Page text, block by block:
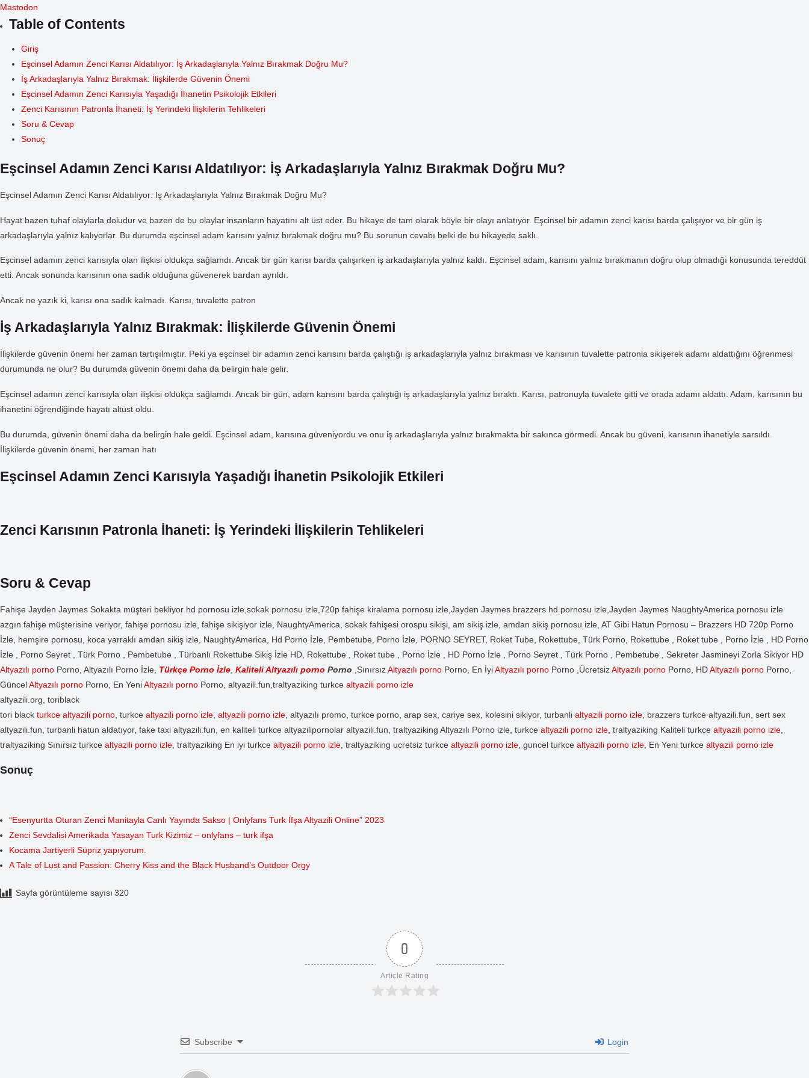
Mastodon
Table of Contents
Giriş
Eşcinsel Adamın Zenci Karısı Aldatılıyor: İş Arkadaşlarıyla Yalnız Bırakmak Doğru Mu?
İş Arkadaşlarıyla Yalnız Bırakmak: İlişkilerde Güvenin Önemi
Eşcinsel Adamın Zenci Karısıyla Yaşadığı İhanetin Psikolojik Etkileri
Zenci Karısının Patronla İhaneti: İş Yerindeki İlişkilerin Tehlikeleri
Soru & Cevap
Sonuç
Eşcinsel Adamın Zenci Karısı Aldatılıyor: İş Arkadaşlarıyla Yalnız Bırakmak Doğru Mu?
Eşcinsel Adamın Zenci Karısı Aldatılıyor: İş Arkadaşlarıyla Yalnız Bırakmak Doğru Mu?
Hayat bazen tuhaf olaylarla doludur ve bazen de bu olaylar insanların hayatını alt üst eder. Bu hikaye de tam olarak böyle bir olayı anlatıyor. Eşcinsel bir adamın zenci karısı barda çalışıyor ve bir gün iş
arkadaşlarıyla yalnız kalıyorlar. Bu durumda eşcinsel adam karısını yalnız bırakmak doğru mu? Bu sorunun cevabı belki de bu hikayede saklı.
Eşcinsel adamın zenci karısıyla olan ilişkisi oldukça sağlamdı. Ancak bir gün karısı barda çalışırken iş arkadaşlarıyla yalnız kaldı. Eşcinsel adam, karısını yalnız bırakmanın doğru olup olmadığı konusunda tereddüt
etti. Ancak sonunda karısının ona sadık olduğuna güvenerek bardan ayrıldı.
Ancak ne yazık ki, karısı ona sadık kalmadı. Karısı, tuvalette patron
İş Arkadaşlarıyla Yalnız Bırakmak: İlişkilerde Güvenin Önemi
İlişkilerde güvenin önemi her zaman tartışılmıştır. Peki ya eşcinsel bir adamın zenci karısını barda çalıştığı iş arkadaşlarıyla yalnız bırakması ve karısının tuvalette patronla sikişerek adamı aldattığını öğrenmesi
durumunda ne olur? Bu durumda güvenin önemi daha da belirgin hale gelir.
Eşcinsel adamın zenci karısıyla olan ilişkisi oldukça sağlamdı. Ancak bir gün, adam karısını barda çalıştığı iş arkadaşlarıyla yalnız bıraktı. Karısı, patronuyla tuvalete gitti ve orada adamı aldattı. Adam, karısının bu
ihanetini öğrendiğinde hayatı altüst oldu.
Bu durumda, güvenin önemi daha da belirgin hale geldi. Eşcinsel adam, karısına güveniyordu ve onu iş arkadaşlarıyla yalnız bırakmakta bir sakınca görmedi. Ancak bu güveni, karısının ihanetiyle sarsıldı.
İlişkilerde güvenin önemi, her zaman hatı
Eşcinsel Adamın Zenci Karısıyla Yaşadığı İhanetin Psikolojik Etkileri
Zenci Karısının Patronla İhaneti: İş Yerindeki İlişkilerin Tehlikeleri
Soru & Cevap
Fahişe Jayden Jaymes Sokakta müşteri bekliyor hd pornosu izle,sokak pornosu izle,720p fahişe kiralama pornosu izle,Jayden Jaymes brazzers hd pornosu izle,Jayden Jaymes NaughtyAmerica pornosu izle
azgın fahişe müşterisine veriyor, fahişe pornosu izle, fahişe sikişiyor izle, NaughtyAmerica, sokak fahişesi orospu sikişi, am sikiş izle, amdan sikiş pornosu izle, AT Gibi Hatun Pornosu – Brazzers HD 720p Porno
İzle, hemşire pornosu, koca yarraklı amdan sikiş izle, NaughtyAmerica, Hd Porno İzle, Pembetube, Porno İzle, PORNO SEYRET, Roket Tube, Rokettube, Türk Porno, Rokettube , Roket tube , Porno İzle , HD Porno
İzle , Porno Seyret , Türk Porno , Pembetube , Türbanlı Rokettube Sikiş İzle HD, Rokettube , Roket tube , Porno İzle , HD Porno İzle , Porno Seyret , Türk Porno , Pembetube , Sekreter Jasmineyi Zorla Sikiyor HD
Altyazılı porno Porno, Altyazılı Porno İzle, Türkçe Porno İzle, KaliteliAltyazılı porno Porno ,SınırsızAltyazılı porno Porno, En İyiAltyazılı porno Porno ,ÜcretsizAltyazılı porno Porno, HDAltyazılı porno Porno,
GüncelAltyazılı porno Porno, En YeniAltyazılı porno Porno, altyazili.fun,traltyaziking turkce altyazili porno izle
altyazili.org, toriblack
tori black turkce altyazili porno, turkce altyazili porno izle, altyazili porno izle, altyazılı promo, turkce porno, arap sex, cariye sex, kolesini sikiyor, turbanli altyazili porno izle, brazzers turkce altyazili.fun, sert sex
altyazili.fun, turbanli hatun aldatıyor, fake taxi altyazili.fun, en kaliteli turkce altyazilipornolar altyazili.fun, traltyaziking Altyazılı Porno izle, turkce altyazili porno izle, traltyaziking Kaliteli turkce altyazili porno izle,
traltyaziking Sınırsız turkce altyazili porno izle, traltyaziking En iyi turkce altyazili porno izle, traltyaziking ucretsiz turkce altyazili porno izle, guncel turkce altyazili porno izle, En Yeni turkce altyazili porno izle
Sonuç
“Esenyurtta Oturan Zenci Manitayla Canlı Yayında Sakso | Onlyfans Turk İfşa Altyazili Online” 2023
Zenci Sevdalisi Amerikada Yasayan Turk Kizimiz – onlyfans – turk ifşa
Kocama Jartiyerli Süpriz yapıyorum.
A Tale of Lust and Passion: Cherry Kiss and the Black Husband’s Outdoor Orgy
Sayfa görüntüleme sayısı 320
0
Article Rating
Subscribe Login